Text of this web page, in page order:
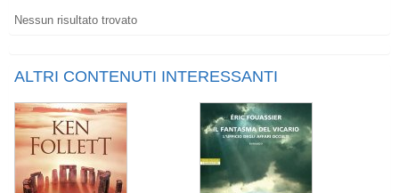
Nessun risultato trovato
ALTRI CONTENUTI INTERESSANTI